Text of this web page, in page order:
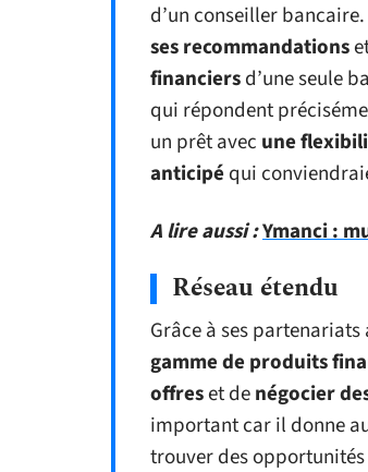
d’un conseiller
ses recommandations
financiersd’une seule
qui répondent
un prêt avec une
anticipé qui
A lire aussi :Ymanci :
Réseau étendu
Grâce à ses
gamme de produits
offreset denégocier
important car il donne
trouver des